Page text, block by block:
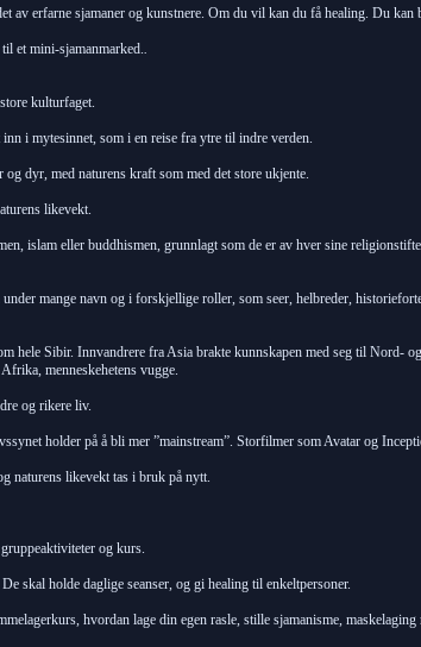
av erfarne sjamaner og kunstnere. Om du vil kan du få healing. Du kan
et mini-sjamanmarked..
kulturfaget.
i mytesinnet, som i en reise fra ytre til indre verden.
dyr, med naturens kraft som med det store ukjente.
likevekt.
islam eller buddhismen, grunnlagt som de er av hver sine
mange navn og i forskjellige roller, som seer, helbreder,
hele Sibir. Innvandrere fra Asia brakte kunnskapen med seg til Nord-
menneskehetens vugge.
og rikere liv.
holder på å bli mer ”mainstream”. Storfilmer som Avatar og
naturens likevekt tas i bruk på nytt.
og kurs.
skal holde daglige seanser, og gi healing til enkeltpersoner.
hvordan lage din egen rasle, stille sjamanisme, maskelaging